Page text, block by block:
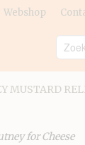
Webshop
MUSTARD
for Cheese